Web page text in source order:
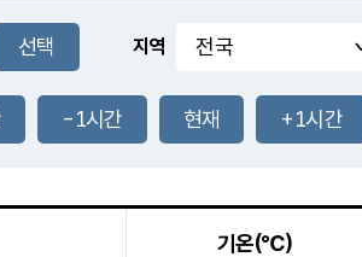
풍도
m/s
26.2
℃ -mm
지역
-1시간 현재 +1시간
기온(℃)